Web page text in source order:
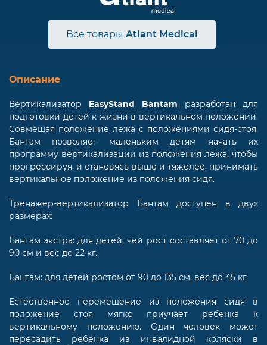
Все товары Atlant Medical
Описание
Вертикализатор EasyStand Bantam разработан для
подготовки детей к жизни в вертикальном положении.
Совмещая положение лежа с положениями сидя-стоя,
Бантам позволяет маленьким детям начать их
программу вертикализации из положения лежа, чтобы
прогрессируя, и становясь выше и тяжелее, принимать
вертикальное положение из положения сидя.
Тренажер-вертикализатор Бантам доступен в двух
размерах:
Бантам экстра: для детей, чей рост составляет от 70 до
90 см и вес до 22 кг.
Бантам: для детей ростом от 90 до 135 см, вес до 45 кг.
Естественное перемещение из положения сидя в
положение стоя мягко приучает ребенка к
вертикальному положению. Один человек может
пересадить ребенка из инвалидной коляски в